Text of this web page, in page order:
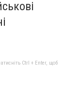
Ctrl + Enter, щоб